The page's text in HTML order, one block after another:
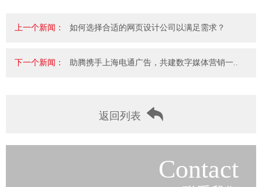
上一个新闻： 如何选择合适的网页设计公司以满足需求？
下一个新闻： 助腾携手上海电通广告，共建数字媒体营销一..
返回列表
Contact